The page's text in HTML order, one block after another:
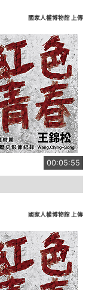
國家人權博物館 上傳
00:05:55
國家人權博物館 上傳